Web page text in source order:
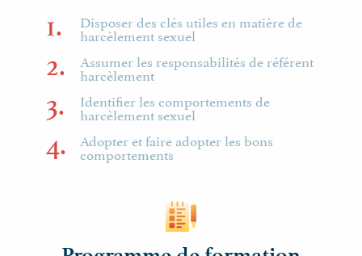
1. Disposer des clés utiles en matière de
harcèlement sexuel
2. Assumer les responsabilités de référent
harcèlement
3. Identifier les comportements de
harcèlement sexuel
4. Adopter et faire adopter les bons
comportements